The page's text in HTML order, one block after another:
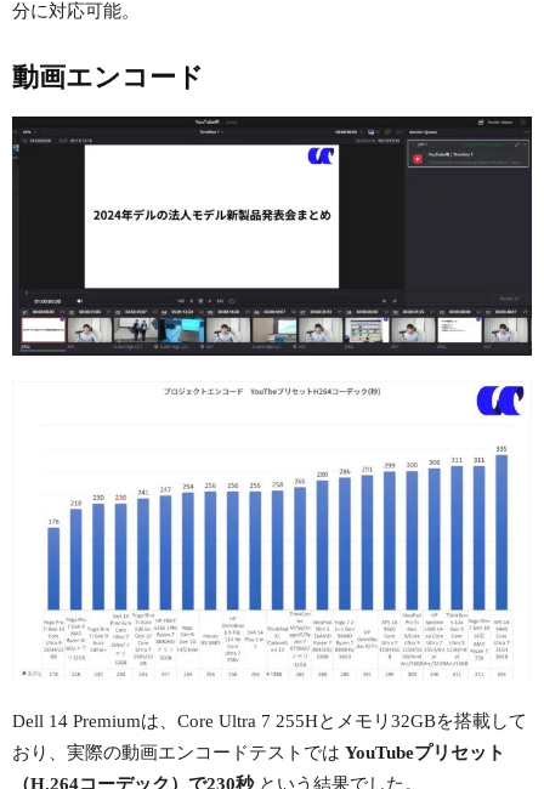
分に対応可能。
動画エンコード
Dell 14 Premiumは、Core Ultra 7 255Hとメモリ32GBを搭載して
おり、実際の動画エンコードテストでは YouTubeプリセット
（H.264コーデック）で230秒という結果でした。